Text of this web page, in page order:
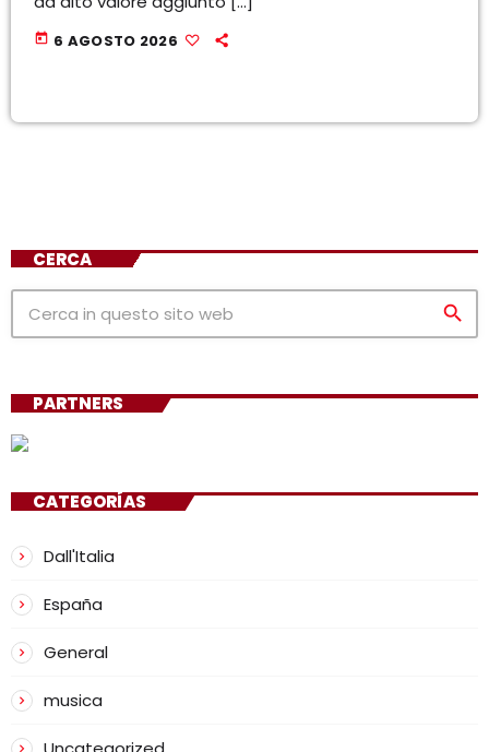
today 6 AGOSTO 2026
CERCA
search
PARTNERS
CATEGORÍAS
Dall'Italia
España
General
musica